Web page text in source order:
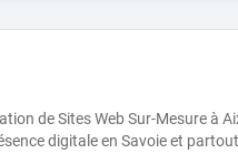
de Sites Web Sur-Mesure à
digitale en Savoie et